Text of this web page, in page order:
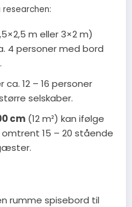
m eller 3×2 m)
4 personer med bord
ca. 12 – 16 personer
selskaber.
cm(12 m²) kan ifølge
15 – 20 stående
rumme spisebord til